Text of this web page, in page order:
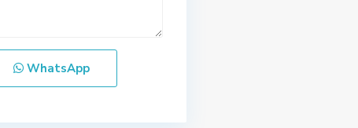
WhatsApp